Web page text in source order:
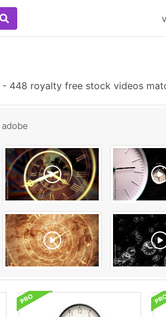
- 448 royalty free stock videos
adobe